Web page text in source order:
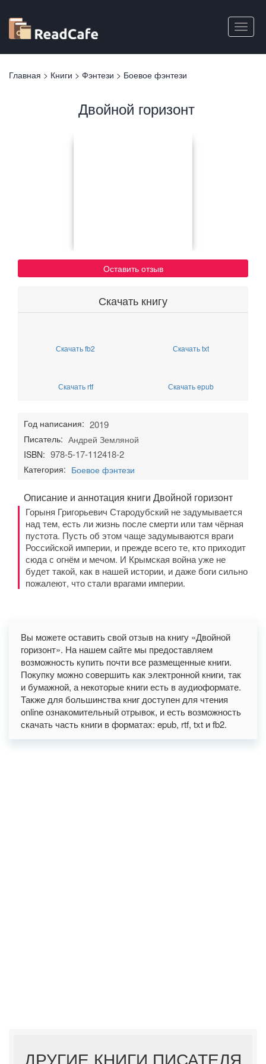
основному
содержанию
Toggle
Вы
Главная > Книги > Фэнтези > Боевое фэнтези
Двойной горизонт
Оставить отзыв
Скачать книгу
Скачать fb2 Скачать txt
Скачать rtf Скачать epub
Год написания: 2019
Писатель: Андрей Земляной
ISBN: 978-5-17-112418-2
Категория: Боевое фэнтези
Описание и аннотация книги Двойной горизонт
Горыня Григорьевич Стародубский не задумывается
над тем, есть ли жизнь после смерти или там чёрная
пустота. Пусть об этом чаще задумываются враги
Российской империи, и прежде всего те, кто приходит
сюда с огнём и мечом. И Крымская война уже не
будет такой, как в нашей истории, и даже боги сильно
пожалеют, что стали врагами империи.
Вы можете оставить свой отзыв на книгу «Двойной
горизонт». На нашем сайте мы предоставляем
возможность купить почти все размещенные книги.
Покупку можно совершить как электронной книги, так
и бумажной, а некоторые книги есть в аудиоформате.
Также для большинства книг доступен для чтения
online ознакомительный отрывок, и есть возможность
скачать часть книги в форматах: epub, rtf, txt и fb2.
ДРУГИЕ КНИГИ ПИСАТЕЛЯ